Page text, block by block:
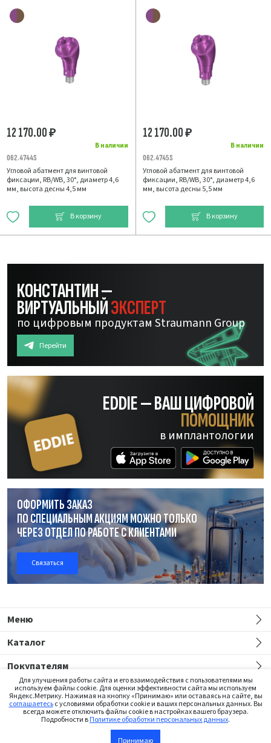
В наличии
12 170.00₽
062.4744S
Угловой абатмент для винтовой
фиксации, RB/WB, 30°, диаметр 4,6
мм, высота десны 4,5 мм
В корзину
В наличии
12 170.00₽
062.4745S
Угловой абатмент для винтовой
фиксации, RB/WB, 30°, диаметр 4,6
мм, высота десны 5,5 мм
В корзину
КОНСТАНТИН —
ВИРТУАЛЬНЫЙЭКСПЕРТ
по цифровым продуктам Straumann Group
Перейти
EDDIE — ВАШ ЦИФРОВОЙ
ПОМОЩНИК
в имплантологии
ОФОРМИТЬ ЗАКАЗ
ПО СПЕЦИАЛЬНЫМ АКЦИЯМ МОЖНО ТОЛЬКО
ЧЕРЕЗ ОТДЕЛПО РАБОТЕС КЛИЕНТАМИ
Связаться
Меню
Каталог
Покупателям
Сайт предназначен только для медицинских работников
Для улучшения работы сайта и его взаимодействия с пользователями мы
используем файлы cookie. Для оценки эффективности сайта мы используем
Яндекс.Метрику. Нажимая на кнопку «Принимаю» или оставаясь на сайте, вы
соглашаетесьс условиями обработки cookie и ваших персональных данных. Вы
всегда можете отключить файлы cookie в настройках вашего браузера.
Подробности вПолитике обработки персональных данных.
Принимаю